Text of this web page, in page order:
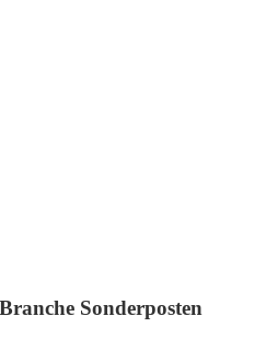
Sonderposten